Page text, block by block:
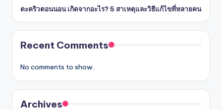
ตะคริวตอนนอน เกิดจากอะไร? 5 สาเหตุและวิธีแก้ไขที่หลายคน
Recent Comments
No comments to show.
Archives